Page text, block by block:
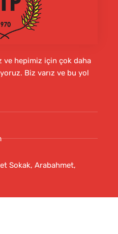
ve hepimiz için çok daha
Biz varız ve bu yol
Sokak, Arabahmet,